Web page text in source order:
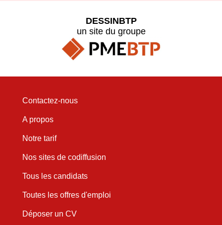
DESSINBTP
un site du groupe
Contactez-nous
A propos
Notre tarif
Nos sites de codiffusion
Tous les candidats
Toutes les offres d'emploi
Déposer un CV